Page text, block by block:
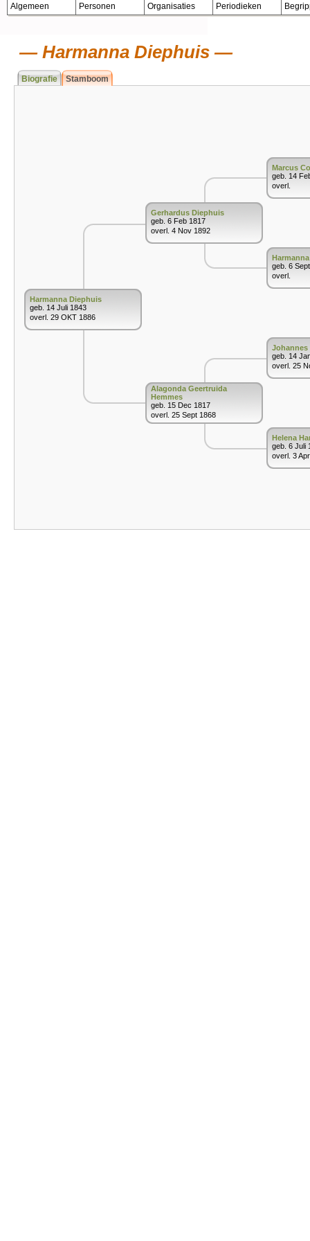
Algemeen Personen Organisaties Periodieken
Harmanna Diephuis
Biografie Stamboom
Harmanna Diephuis
geb. 14 Juli 1843
overl. 29 OKT 1886
Gerhardus Diephuis
geb. 6 Feb 1817
overl. 4 Nov 1892
Alagonda Geertruida
Hemmes
geb. 15 Dec 1817
overl. 25 Sept 1868
Marcus
geb. 14
overl.
geb. 6
overl.
Johannes
geb. 14
overl. 25
Helena
geb. 6 Juli
overl. 3